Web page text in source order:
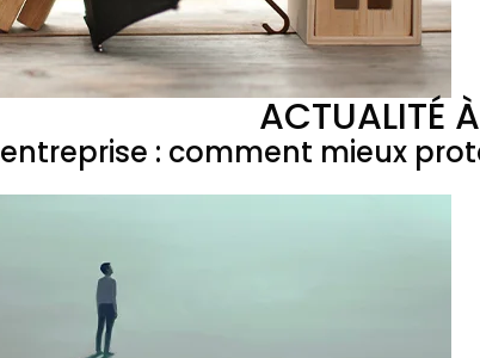
ACTUALITÉ
: comment mieux